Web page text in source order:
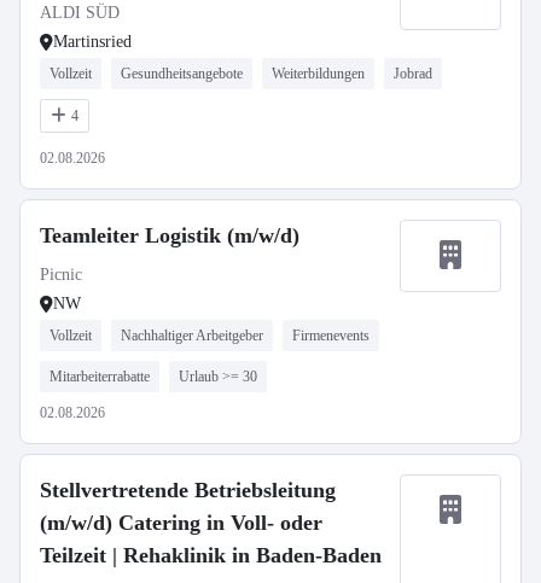
ALDI SÜD
Martinsried
Vollzeit Gesundheitsangebote Weiterbildungen Jobrad
4
02.08.2026
Teamleiter Logistik (m/w/d)
Picnic
NW
Vollzeit Nachhaltiger Arbeitgeber Firmenevents
Mitarbeiterrabatte Urlaub >= 30
02.08.2026
Stellvertretende Betriebsleitung
(m/w/d) Catering in Voll- oder
Teilzeit | Rehaklinik in Baden-Baden